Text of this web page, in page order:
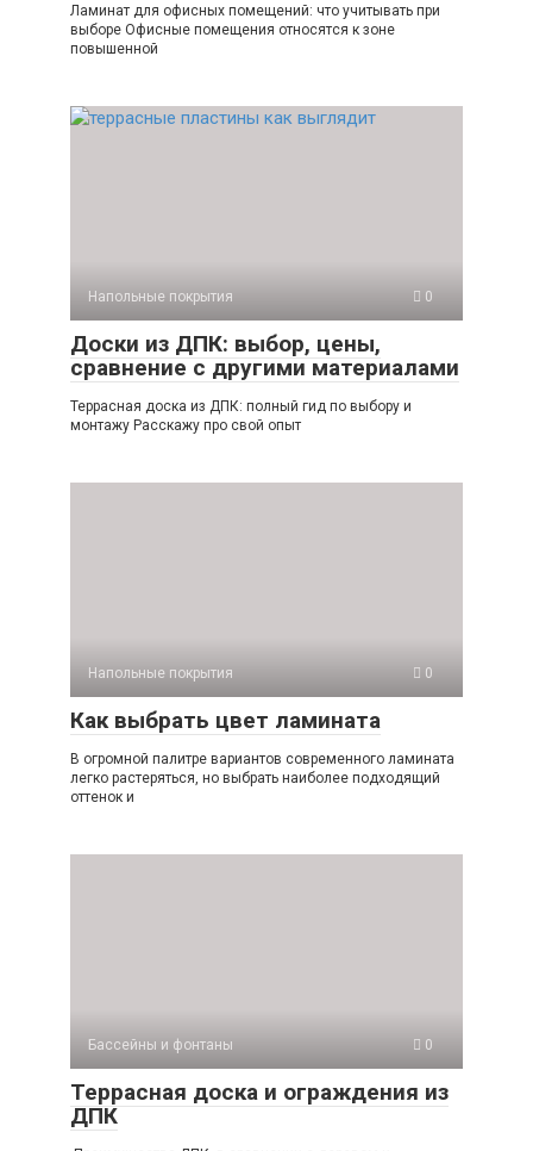
Ламинат для офисных помещений: что учитывать при
выборе Офисные помещения относятся к зоне
повышенной
Напольные покрытия 0
Доски из ДПК: выбор, цены,
сравнение с другими материалами
Террасная доска из ДПК: полный гид по выбору и
монтажу Расскажу про свой опыт
Напольные покрытия 0
Как выбрать цвет ламината
В огромной палитре вариантов современного ламината
легко растеряться, но выбрать наиболее подходящий
оттенок и
Бассейны и фонтаны 0
Террасная доска и ограждения из
ДПК